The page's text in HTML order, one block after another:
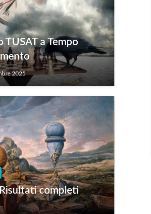
a Tempo
2025
completi